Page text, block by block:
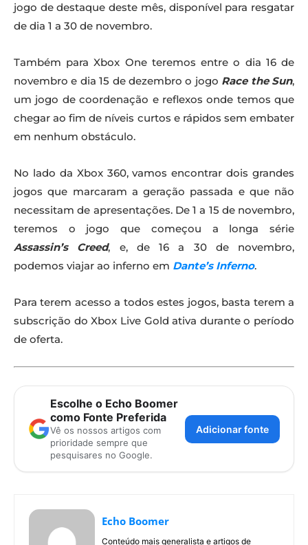
jogo de destaque deste mês, disponível para resgatar
de dia 1 a 30 de novembro.
Também para Xbox One teremos entre o dia 16 de
novembro e dia 15 de dezembro o jogo Race the Sun,
um jogo de coordenação e reflexos onde temos que
chegar ao fim de níveis curtos e rápidos sem embater
em nenhum obstáculo.
No lado da Xbox 360, vamos encontrar dois grandes
jogos que marcaram a geração passada e que não
necessitam de apresentações. De 1 a 15 de novembro,
teremos o jogo que começou a longa série
Assassin’s Creed, e, de 16 a 30 de novembro,
podemos viajar ao inferno em Dante’s Inferno.
Para terem acesso a todos estes jogos, basta terem a
subscrição do Xbox Live Gold ativa durante o período
de oferta.
Escolhe o Echo Boomer
como Fonte Preferida
Vê os nossos artigos com
prioridade sempre que
pesquisares no Google.
Adicionar fonte
Echo Boomer
Conteúdo mais generalista e artigos de